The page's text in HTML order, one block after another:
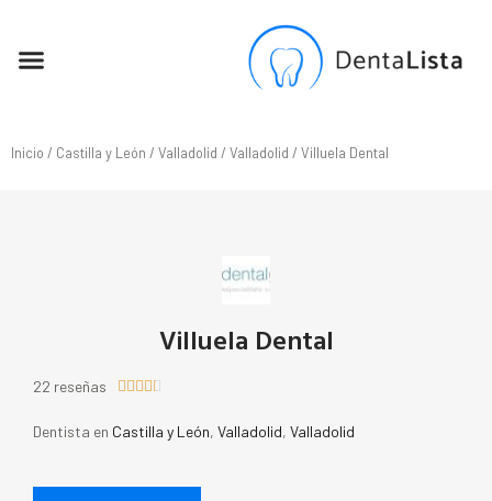
Inicio / Castilla y León / Valladolid / Valladolid / Villuela Dental
Villuela Dental
22 reseñas     
Dentista en Castilla y León, Valladolid, Valladolid